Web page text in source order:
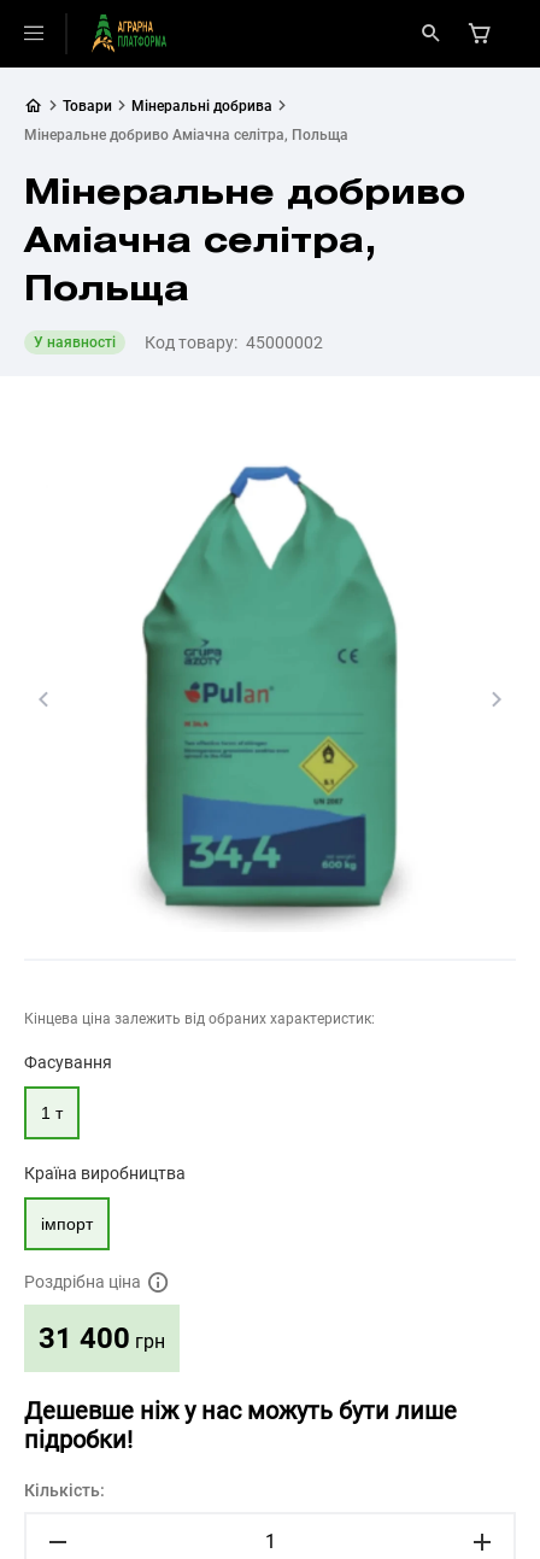
Товари
Мінеральні добрива
Мінеральне добриво Аміачна селітра, Польща
Мінеральне добриво
Аміачна селітра,
Польща
У наявності Код товару: 45000002
Кінцева ціна залежить від обраних характеристик:
Фасування
1 т
Країна виробництва
імпорт
Роздрібна ціна
31 400 грн
Дешевше ніж у нас можуть бути лише
підробки!
Кількість: